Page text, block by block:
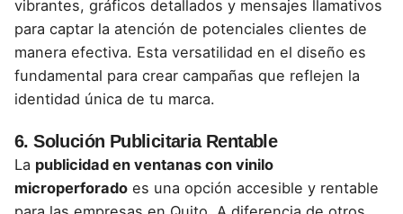
vibrantes, gráficos detallados y mensajes llamativos
para captar la atención de potenciales clientes de
manera efectiva. Esta versatilidad en el diseño es
fundamental para crear campañas que reflejen la
identidad única de tu marca.
6.Solución Publicitaria Rentable
La publicidad en ventanas con vinilo
microperforado es una opción accesible y rentable